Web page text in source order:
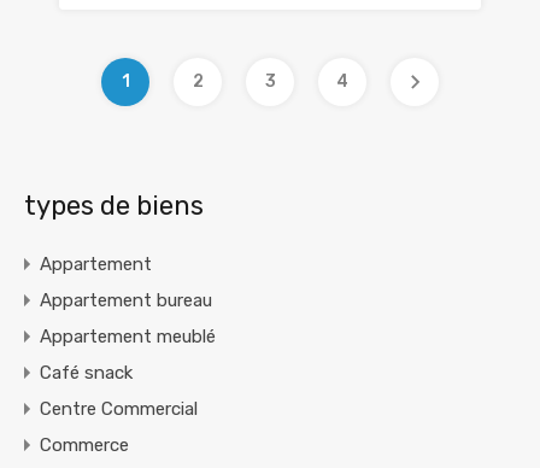
1 2 3 4
types de biens
Appartement
Appartement bureau
Appartement meublé
Café snack
Centre Commercial
Commerce